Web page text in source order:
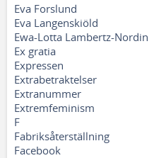
Eva Forslund
Eva Langenskiöld
Ewa-Lotta Lambertz-Nordin
Ex gratia
Expressen
Extrabetraktelser
Extranummer
Extremfeminism
F
Fabriksåterställning
Facebook